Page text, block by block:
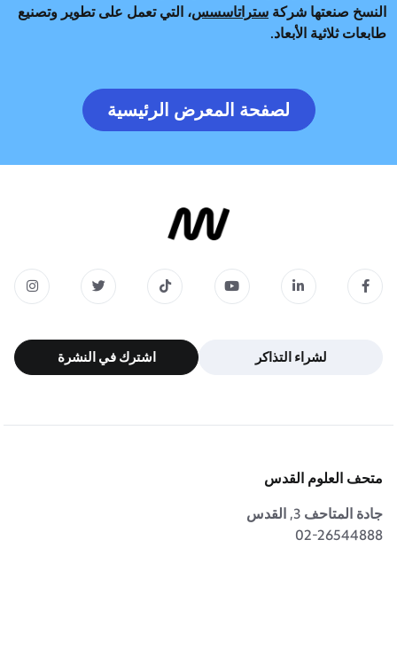
النسخ صنعتها شركة ستراتاسسس، التي تعمل على تطوير وتصنيع
طابعات ثلاثية الأبعاد.
لصفحة المعرض الرئيسية
لشراء التذاكر اشترك في النشرة
متحف العلوم القدس
جادة المتاحف 3, القدس
02-26544888